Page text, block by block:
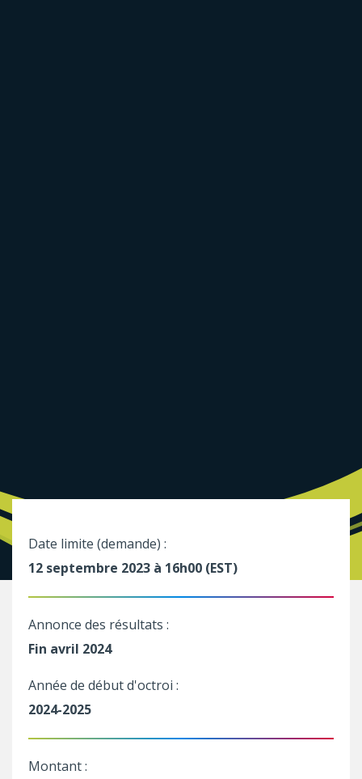
Date limite (demande) :
12 septembre 2023 à 16h00 (EST)
Annonce des résultats :
Fin avril 2024
Année de début d'octroi :
2024-2025
Montant :